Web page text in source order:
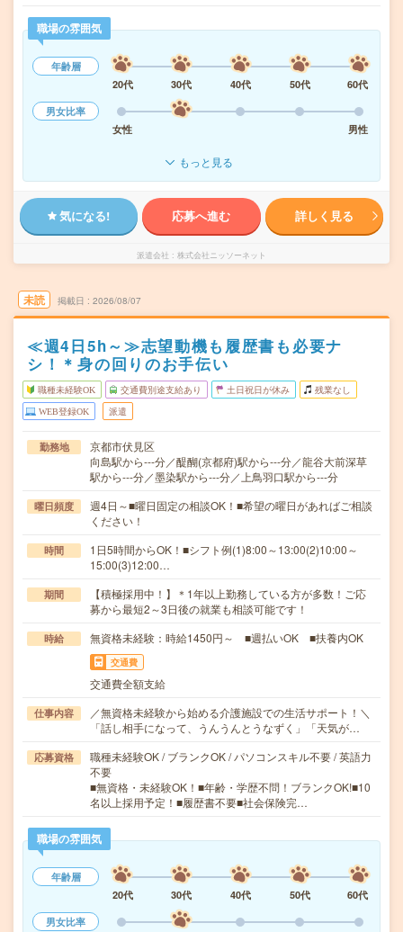
職場の雰囲気
年齢層
20代
30代 40代 50代
60代
男女比率
女性
男性
もっと見る
気になる! 応募へ進む 詳しく見る
派遣会社 株式会社ニッソーネット
未読 掲載日 2026/08/07
≪週4日5h～≫志望動機も履歴書も必要ナ
シ！＊身の回りのお手伝い
職種未経験OK 交通費別途支給あり 土日祝日が休み 残業なし
WEB登録OK 派遣
勤務地
京都市伏見区
向島駅から---分／醍醐(京都府)駅から---分／龍谷大前深草
駅から---分／墨染駅から---分／上鳥羽口駅から---分
曜日頻度
週4日～■曜日固定の相談OK！■希望の曜日があればご相談
ください！
時間
1日5時間からOK！■シフト例(1)8:00～13:00(2)10:00～
15:00(3)12:00…
期間
【積極採用中！】＊1年以上勤務している方が多数！ご応
募から最短2～3日後の就業も相談可能です！
時給 無資格未経験：時給1450円～ ■週払いOK ■扶養内OK
交通費
交通費全額支給
仕事内容
／無資格未経験から始める介護施設での生活サポート！＼
「話し相手になって、うんうんとうなずく」「天気が…
応募資格
職種未経験OK / ブランクOK / パソコンスキル不要 / 英語力
不要
■無資格・未経験OK！■年齢・学歴不問！ブランクOK!■10
名以上採用予定！■履歴書不要■社会保険完…
職場の雰囲気
年齢層
20代
30代 40代 50代
60代
男女比率